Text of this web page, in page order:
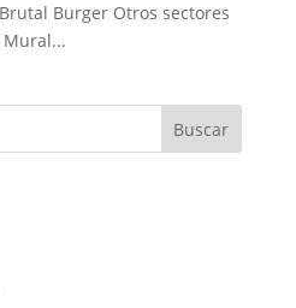
Burger Otros sectores
Buscar